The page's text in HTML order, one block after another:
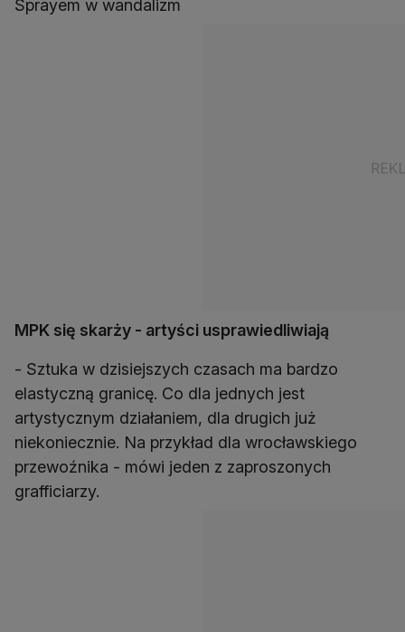
Sprayem w wandalizm
MPK się skarży - artyści usprawiedliwiają
- Sztuka w dzisiejszych czasach ma bardzo
elastyczną granicę. Co dla jednych jest
artystycznym działaniem, dla drugich już
niekoniecznie. Na przykład dla wrocławskiego
przewoźnika - mówi jeden z zaproszonych
grafficiarzy.